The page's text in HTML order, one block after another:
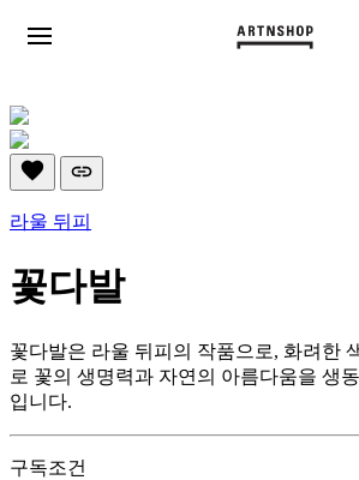
라울 뒤피
꽃다발
꽃다발은 라울 뒤피의 작품으로, 화려한
로 꽃의 생명력과 자연의 아름다움을 생
입니다.
구독조건